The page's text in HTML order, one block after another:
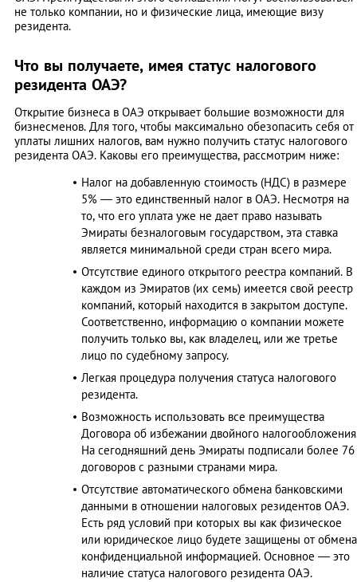
не только компании, но и физические лица, имеющие визу
резидента.
Что вы получаете, имея статус налогового
резидента ОАЭ?
Открытие бизнеса в ОАЭ открывает большие возможности для
бизнесменов. Для того, чтобы максимально обезопасить себя от
уплаты лишних налогов, вам нужно получить статус налогового
резидента ОАЭ. Каковы его преимущества, рассмотрим ниже:
Налог на добавленную стоимость (НДС) в размере
5% — это единственный налог в ОАЭ. Несмотря на
то, что его уплата уже не дает право называть
Эмираты безналоговым государством, эта ставка
является минимальной среди стран всего мира.
Отсутствие единого открытого реестра компаний. В
каждом из Эмиратов (их семь) имеется свой реестр
компаний, который находится в закрытом доступе.
Соответственно, информацию о компании можете
получить только вы, как владелец, или же третье
лицо по судебному запросу.
Легкая процедура получения статуса налогового
резидента.
Возможность использовать все преимущества
Договора об избежании двойного
На сегодняшний день Эмираты подписали более 76
договоров с разными странами мира.
Отсутствие автоматического обмена банковскими
данными в отношении налоговых резидентов ОАЭ.
Есть ряд условий при которых вы как физическое
или юридическое лицо будете защищены от обмена
конфиденциальной информацией. Основное — это
наличие статуса налогового резидента ОАЭ.